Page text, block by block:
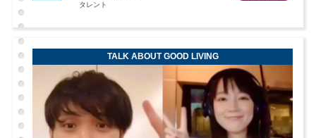
タレント
TALK ABOUT GOOD LIVING